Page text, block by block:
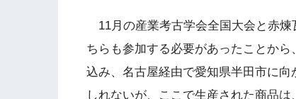
11月の産業考古学会全国大会と赤煉
ちらも参加する必要があったことか
込み、名古屋経由で愛知県半田市に
しれないが、ここで生産された商品